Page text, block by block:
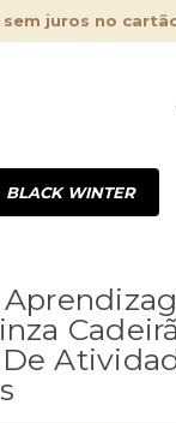
sem juros no
BLACK WINTER